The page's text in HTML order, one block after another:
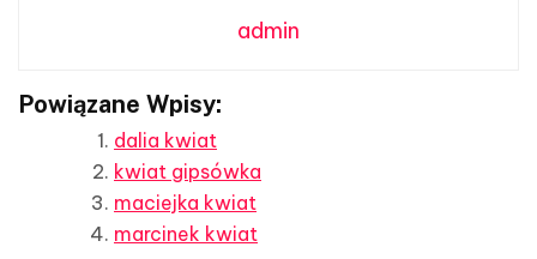
admin
Powiązane Wpisy:
dalia kwiat
kwiat gipsówka
maciejka kwiat
marcinek kwiat